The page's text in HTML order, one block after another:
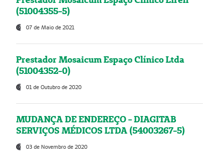
(51004355-5)
07 de Maio de 2021
Prestador Mosaicum Espaço Clínico Ltda
(51004352-0)
01 de Outubro de 2020
MUDANÇA DE ENDEREÇO - DIAGITAB
SERVIÇOS MÉDICOS LTDA (54003267-5)
03 de Novembro de 2020